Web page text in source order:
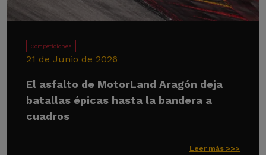
Competiciones
21 de Junio de 2026
El asfalto de MotorLand Aragón deja
batallas épicas hasta la bandera a
cuadros
Leer más >>>